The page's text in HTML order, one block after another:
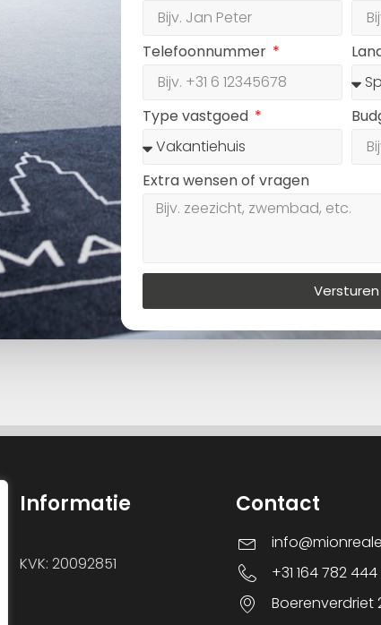
Telefoonnummer
Type vastgoed
Extra wensen of vragen
Versturen
Informatie
KVK: 20092851
Contact
+31 164 782 444
Boerenverdriet